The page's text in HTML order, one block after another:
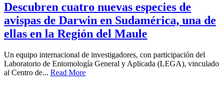
Descubren cuatro nuevas especies de
avispas de Darwin en Sudamérica, una de
ellas en la Región del Maule
Un equipo internacional de investigadores, con participación del
Laboratorio de Entomología General y Aplicada (LEGA), vinculado
al Centro de... Read More